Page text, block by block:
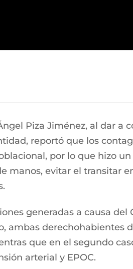
Piza Jiménez, al dar a
reportó que los
por lo que hizo
manos, evitar el transitar
generadas a causa del
derechohabientes
que en el segundo
arterial y EPOC.